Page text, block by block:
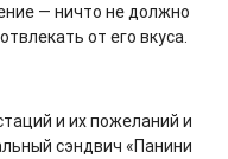
— ничто не должно
от его вкуса.
и их пожеланий и
сэндвич «Панини